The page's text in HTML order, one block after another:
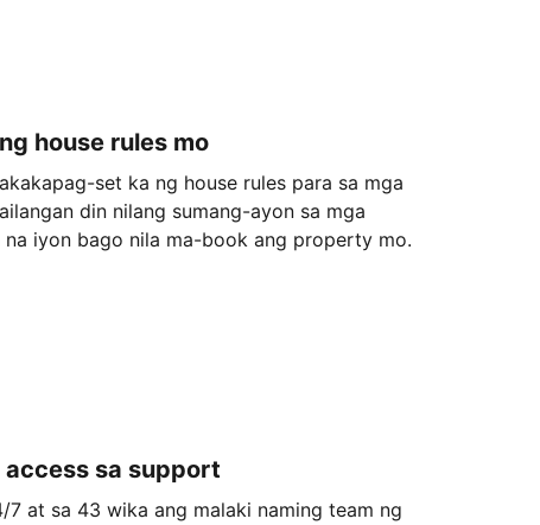
house rules mo
set ka ng house rules para sa mga
din nilang sumang-ayon sa mga
iyon bago nila ma-book ang property mo.
access sa support
7 at sa 43 wika ang malaki naming team ng